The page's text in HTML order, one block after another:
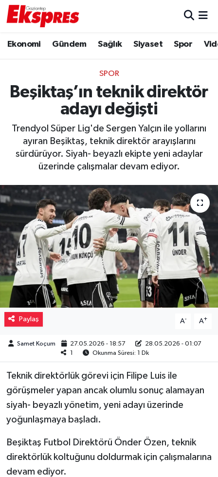
Ekonomi Gündem Sağlık Siyaset Spor
SPOR
Beşiktaş’ın teknik direktör
adayı değişti
Trendyol Süper Lig'de Sergen Yalçın ile yollarını
ayıran Beşiktaş, teknik direktör arayışlarını
sürdürüyor. Siyah- beyazlı ekipte yeni adaylar
üzerinde çalışmalar devam ediyor.
Paylaş A- A+
Samet Koçum 27.05.2026 - 18:57
28.05.2026 - 01:07
1
Okunma Süresi: 1 Dk
Teknik direktörlük görevi için Filipe Luis ile
görüşmeler yapan ancak olumlu sonuç alamayan
siyah- beyazlı yönetim, yeni adayı üzerinde
yoğunlaşmaya başladı.
Beşiktaş Futbol Direktörü Önder Özen, teknik
direktörlük koltuğunu doldurmak için çalışmalarına
devam ediyor.
Ekonomi
Gaziantep son dakika
Gündem
Haberler
Kültür Sanat
Magazin
Müzik
Piyasa
Resmi İlanlar
Sağlık
Teknoloji
Video Haber
Trafik Durumu
Puan Durumu ve Fikstür
Tüm Manşetler
Son Dakika Haberleri
Haber Arşivi